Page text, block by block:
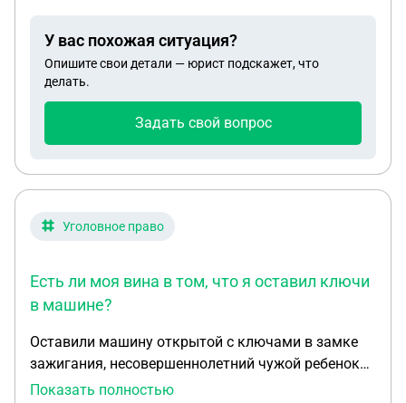
и имеют ли права все зачисления считать в
доход? (Перечисления от БМ и от родственников
,так же в долг где-то брала) Или я могу
отказаться от предоставления выписки по
счетам? В списке документов нет этого только
У вас похожая ситуация?
Опишите свои детали — юрист подскажет, что
делать.
Задать свой вопрос
Уголовное право
Есть ли моя вина в том, что я оставил ключи
в машине?
Оставили машину открытой с ключами в замке
зажигания, несовершеннолетний чужой ребенок
угнал машину и разбил её, причинив вред другим
Показать полностью